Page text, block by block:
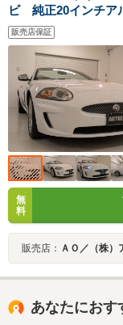
ビ 純正20インチア
ト シートヒーター
ラ クルーズコント
アリング 禁煙車
販売店保証
無
料
販売店： ＡＯ／（株）
あなたにおす